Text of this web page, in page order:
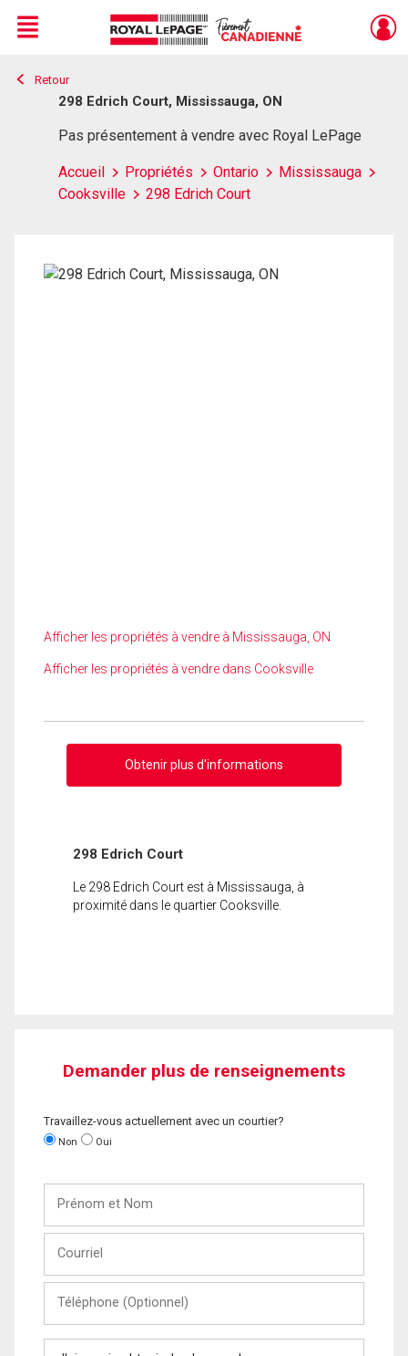
Live
En Direct
Menu
Retour
298 Edrich Court, Mississauga, ON
Pas présentement à vendre avec Royal LePage
Accueil Propriétés Ontario
Mississauga
Cooksville
298 Edrich Court
Afficher les propriétés à vendre à Mississauga, ON
Afficher les propriétés à vendre dans Cooksville
Obtenir plus d'informations
298 Edrich Court
Le 298 Edrich Court est à Mississauga, à
proximité dans le quartier Cooksville.
Demander plus de renseignements
Travaillez-vous actuellement avec un courtier?
Non Oui
Nom
(Optionnel)
Message